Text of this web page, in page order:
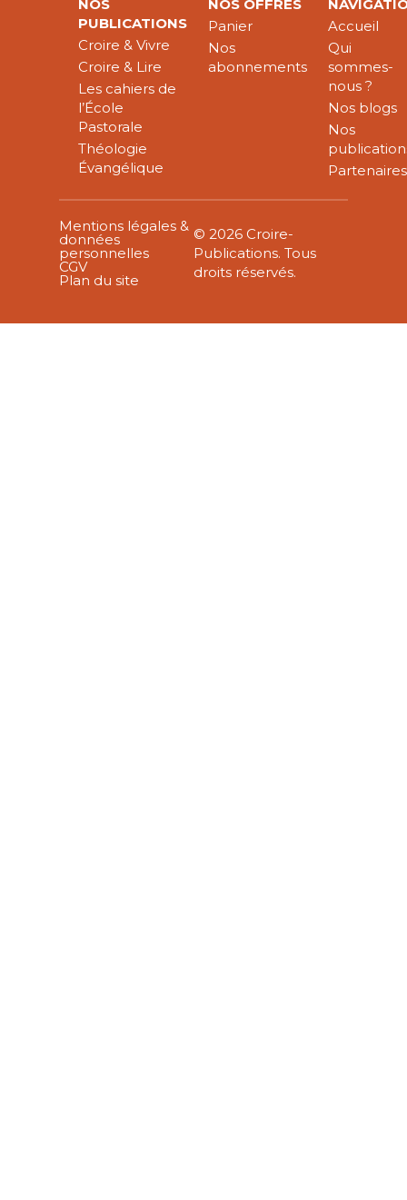
NOS
PUBLICATIONS
Croire & Vivre
Croire & Lire
Les cahiers de
l’École
Pastorale
Théologie
Évangélique
NOS OFFRES
Panier
Nos
abonnements
Accueil
Qui
sommes-
nous ?
Nos blogs
Nos
Partenaires
Mentions légales &
données
personnelles
CGV
Plan du site
© 2026 Croire-
Publications. Tous
droits réservés.